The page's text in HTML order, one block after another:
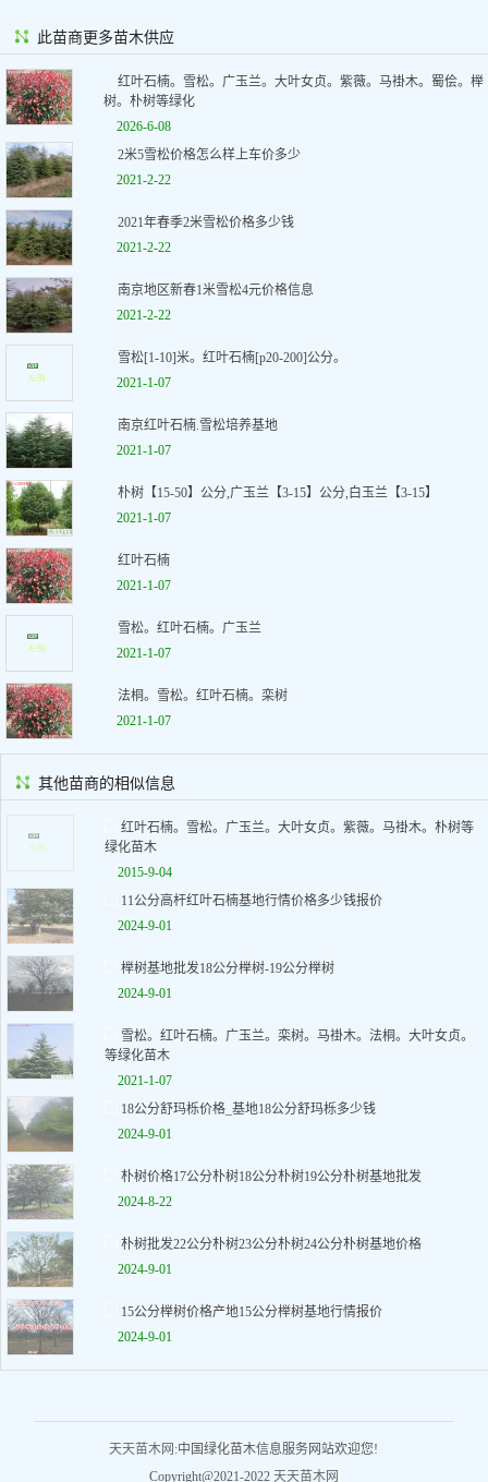
此苗商更多苗木供应
红叶石楠。雪松。广玉兰。大叶女贞。紫薇。马褂木。蜀侩。榉
树。朴树等绿化
2026-6-08
2米5雪松价格怎么样上车价多少
2021-2-22
2021年春季2米雪松价格多少钱
2021-2-22
南京地区新春1米雪松4元价格信息
2021-2-22
雪松[1-10]米。红叶石楠[p20-200]公分。
2021-1-07
南京红叶石楠.雪松培养基地
2021-1-07
朴树【15-50】公分,广玉兰【3-15】公分,白玉兰【3-15】
2021-1-07
红叶石楠
2021-1-07
雪松。红叶石楠。广玉兰
2021-1-07
法桐。雪松。红叶石楠。栾树
2021-1-07
其他苗商的相似信息
红叶石楠。雪松。广玉兰。大叶女贞。紫薇。马褂木。朴树等
绿化苗木
2015-9-04
11公分高杆红叶石楠基地行情价格多少钱报价
2024-9-01
榉树基地批发18公分榉树-19公分榉树
2024-9-01
雪松。红叶石楠。广玉兰。栾树。马褂木。法桐。大叶女贞。
等绿化苗木
2021-1-07
18公分舒玛栎价格_基地18公分舒玛栎多少钱
2024-9-01
朴树价格17公分朴树18公分朴树19公分朴树基地批发
2024-8-22
朴树批发22公分朴树23公分朴树24公分朴树基地价格
2024-9-01
15公分榉树价格产地15公分榉树基地行情报价
2024-9-01
天天苗木网 :中国绿化苗木信息服务网站欢迎您!
Copyright@2021-2022 天天苗木网